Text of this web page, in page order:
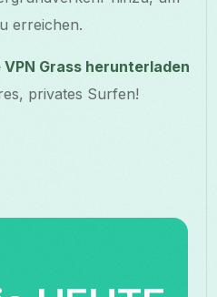
erreichen.
VPN Grass herunterladen
privates Surfen!